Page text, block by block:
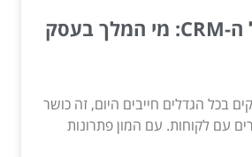
המלחמה של ה-CRM: מי המלך בעסק
בכל הגדלים חייבים היום, זה כושר
עם לקוחות. עם המון פתרונות